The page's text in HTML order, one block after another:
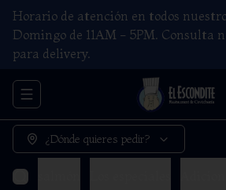
Horario de atención en todos
Domingo de 11AM - 5PM. Consulta
para delivery.
Abrir menu de navegación
¿Dónde quieres pedir?
y salmón